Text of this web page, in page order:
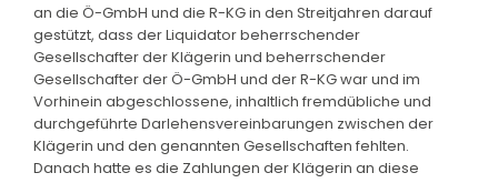
an die Ö-GmbH und die R-KG in den Streitjahren darauf
gestützt, dass der Liquidator beherrschender
Gesellschafter der Klägerin und beherrschender
Gesellschafter der Ö-GmbH und der R-KG war und im
Vorhinein abgeschlossene, inhaltlich fremdübliche und
durchgeführte Darlehensvereinbarungen zwischen der
Klägerin und den genannten Gesellschaften fehlten.
Danach hatte es die Zahlungen der Klägerin an diese